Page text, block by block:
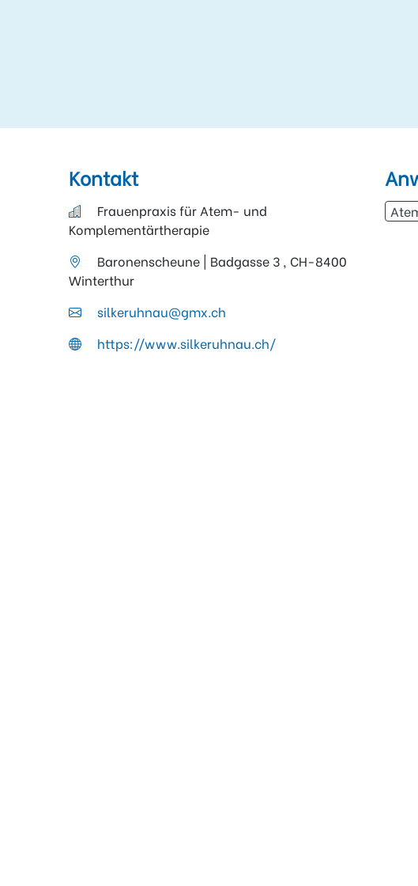
Kontakt
Frauenpraxis für Atem- und
Komplementärtherapie
Baronenscheune | Badgasse 3 , CH-8400
Winterthur
silkeruhnau@gmx.ch
https://www.silkeruhnau.ch/